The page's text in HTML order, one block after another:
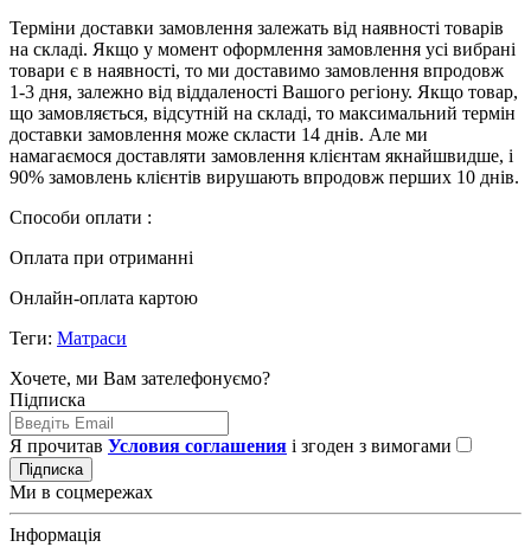
Терміни доставки замовлення залежать від наявності товарів
на складі. Якщо у момент оформлення замовлення усі вибрані
товари є в наявності, то ми доставимо замовлення впродовж
1-3 дня, залежно від віддаленості Вашого регіону. Якщо товар,
що замовляється, відсутній на складі, то максимальний термін
доставки замовлення може скласти 14 днів. Але ми
намагаємося доставляти замовлення клієнтам якнайшвидше, і
90% замовлень клієнтів вирушають впродовж перших 10 днів.
Способи оплати :
Оплата при отриманні
Онлайн-оплата картою
Теги: Матраси
Хочете, ми Вам зателефонуємо?
Підписка
Я прочитав Условия соглашения і згоден з вимогами
Підписка
Ми в соцмережах
Інформація